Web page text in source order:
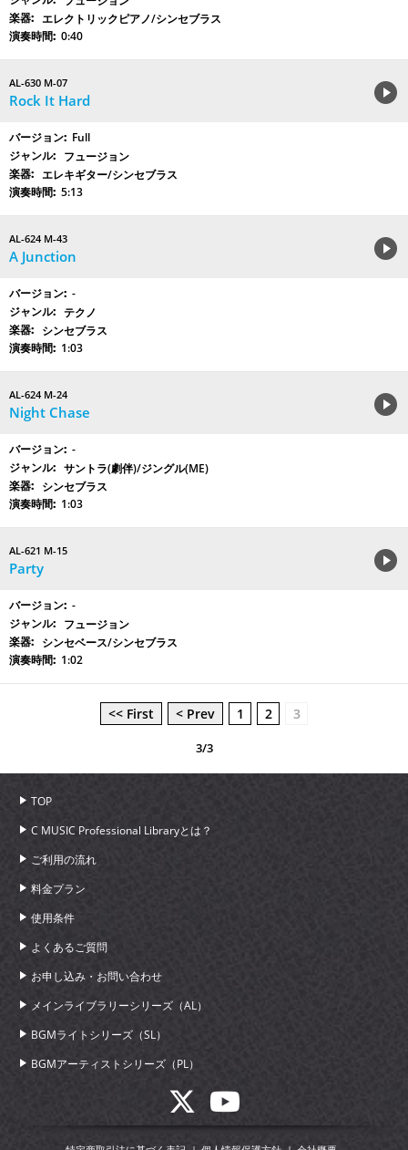
エレクトリックピアノ/シンセブラス
0:40
AL-630 M-07
Rock It Hard
Full
フュージョン
エレキギター/シンセブラス
5:13
AL-624 M-43
A Junction
-
テクノ
シンセブラス
1:03
AL-624 M-24
Night Chase
-
サントラ(劇伴)/ジングル(ME)
シンセブラス
1:03
AL-621 M-15
Party
-
フュージョン
シンセベース/シンセブラス
1:02
<< First < Prev 1 2 3
3/3
TOP
C MUSIC Professional Libraryとは？
ご利用の流れ
料金プラン
使用条件
よくあるご質問
お申し込み・お問い合わせ
メインライブラリーシリーズ（AL）
BGMライトシリーズ（SL）
BGMアーティストシリーズ（PL）